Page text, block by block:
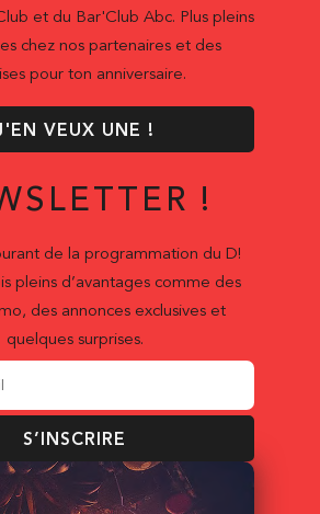
et du Bar'Club Abc. Plus pleins
chez nos partenaires et des
pour ton anniversaire.
VEUX UNE !
!
de la programmation du D!
pleins d’avantages comme des
des annonces exclusives et
quelques surprises.
S’INSCRIRE